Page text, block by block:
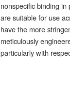
nonspecific binding
are suitable for use
have the more
meticulously
particularly with